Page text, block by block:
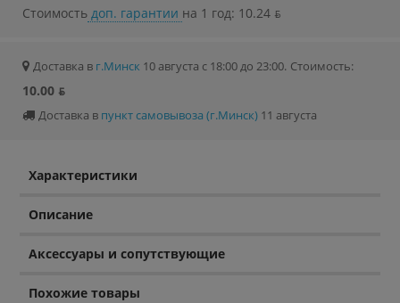
Стоимость доп. гарантии на 1 год: 10.24 ƃ
Доставка в г.Минск 10 августа с 18:00 до 23:00. Стоимость:
10.00 ƃ
Доставка в пункт самовывоза (г.Минск) 11 августа
Характеристики
Описание
Аксессуары и сопутствующие
Похожие товары